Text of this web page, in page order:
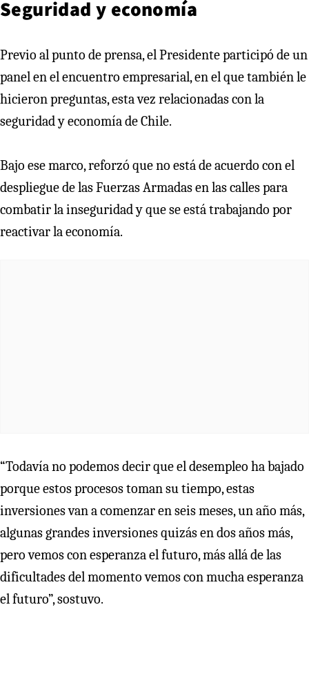
Seguridad y economía
Previo al punto de prensa, el Presidente participó de un
panel en el encuentro empresarial, en el que también le
hicieron preguntas, esta vez relacionadas con la
seguridad y economía de Chile.
Bajo ese marco, reforzó que no está de acuerdo con el
despliegue de las Fuerzas Armadas en las calles para
combatir la inseguridad y que se está trabajando por
reactivar la economía.
“Todavía no podemos decir que el desempleo ha bajado
porque estos procesos toman su tiempo, estas
inversiones van a comenzar en seis meses, un año más,
algunas grandes inversiones quizás en dos años más,
pero vemos con esperanza el futuro, más allá de las
dificultades del momento vemos con mucha esperanza
el futuro”, sostuvo.